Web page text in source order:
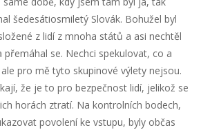
šedesátiosmiletý Slovák. Bohužel byl
z lidí z mnoha států a asi nechtěl
se. Nechci spekulovat, co a
pro mě tyto skupinové výlety nejsou.
že je to pro bezpečnost lidí, jelikož se
horách ztratí. Na kontrolních bodech,
povolení ke vstupu, byly občas